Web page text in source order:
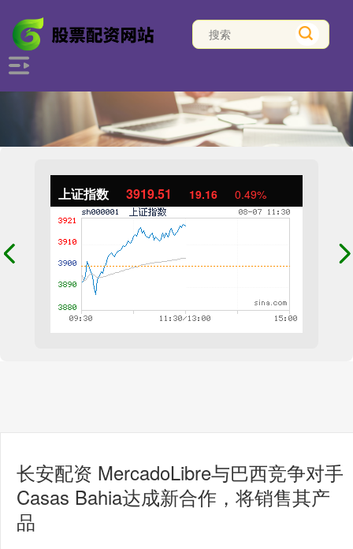
上证指数 3919.51 19.16 0.49%
长安配资 MercadoLibre与巴西竞争对手
Casas Bahia达成新合作，将销售其产
品